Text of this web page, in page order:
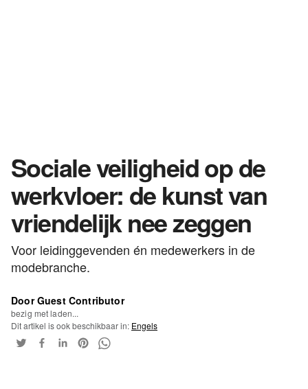
Sociale veiligheid op de
werkvloer: de kunst van
vriendelijk nee zeggen
Voor leidinggevenden én medewerkers in de
modebranche.
Door Guest Contributor
bezig met laden...
Dit artikel is ook beschikbaar in: Engels